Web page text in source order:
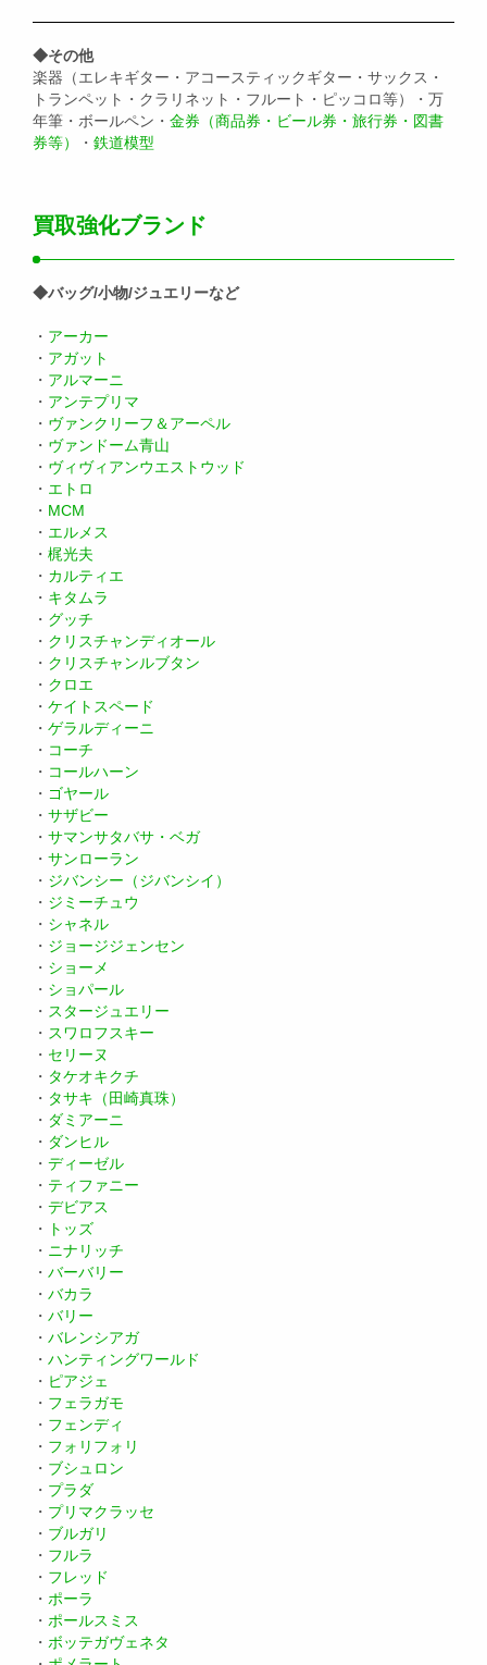
◆その他
楽器（エレキギター・アコースティックギター・サックス・
トランペット・クラリネット・フルート・ピッコロ等）・万
年筆・ボールペン・ 金券（商品券・ビール券・旅行券・図書
券等）
・ 鉄道模型
買取強化ブランド
◆バッグ/小物/ジュエリーなど
・ アーカー
・ アガット
・ アルマーニ
・ アンテプリマ
・ ヴァンクリーフ＆アーペル
・ ヴァンドーム青山
・ ヴィヴィアンウエストウッド
・ エトロ
・ MCM
・ エルメス
・ 梶光夫
・ カルティエ
・ キタムラ
・ グッチ
・ クリスチャンディオール
・ クリスチャンルブタン
・ クロエ
・ ケイトスペード
・ ゲラルディーニ
・ コーチ
・ コールハーン
・ ゴヤール
・ サザビー
・ サマンサタバサ・ベガ
・ サンローラン
・ ジバンシー（ジバンシイ）
・ ジミーチュウ
・ シャネル
・ ジョージジェンセン
・ ショーメ
・ ショパール
・ スタージュエリー
・ スワロフスキー
・ セリーヌ
・ タケオキクチ
・ タサキ（田崎真珠）
・ ダミアーニ
・ ダンヒル
・ ディーゼル
・ ティファニー
・ デビアス
・
トッズ
・ ニナリッチ
・ バーバリー
・ バカラ
・ バリー
・ バレンシアガ
・ ハンティングワールド
・ ピアジェ
・ フェラガモ
・ フェンディ
・ フォリフォリ
・ ブシュロン
・ プラダ
・ プリマクラッセ
・ ブルガリ
・ フルラ
・ フレッド
・ ポーラ
・ ポールスミス
・ ボッテガヴェネタ